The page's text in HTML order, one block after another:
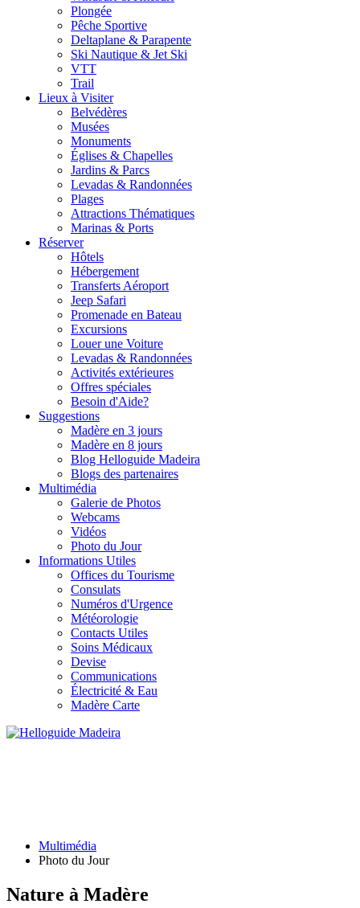
Plongée
Pêche Sportive
Deltaplane & Parapente
Ski Nautique & Jet Ski
VTT
Trail
Lieux à Visiter
Belvédères
Musées
Monuments
Églises & Chapelles
Jardins & Parcs
Levadas & Randonnées
Plages
Attractions Thématiques
Marinas & Ports
Réserver
Hôtels
Hébergement
Transferts Aéroport
Jeep Safari
Promenade en Bateau
Excursions
Louer une Voiture
Levadas & Randonnées
Activités extérieures
Offres spéciales
Besoin d'Aide?
Suggestions
Madère en 3 jours
Madère en 8 jours
Blog Helloguide Madeira
Blogs des partenaires
Multimédia
Galerie de Photos
Webcams
Vidéos
Photo du Jour
Informations Utiles
Offices du Tourisme
Consulats
Numéros d'Urgence
Météorologie
Contacts Utiles
Soins Médicaux
Devise
Communications
Électricité & Eau
Madère Carte
Multimédia
Photo du Jour
Nature à Madère